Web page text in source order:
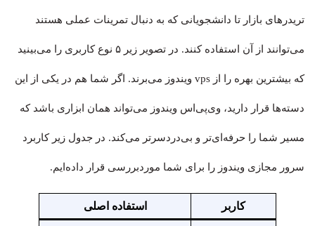
تریدرهای بازار تا دانشجویانی که به دنبال تمرینات عملی هستند
می‌توانند از آن استفاده کنند. در تصویر زیر ۵ نوع کاربری را می‌بینید
که بیشترین بهره را از vps ویندوز می‌برند. اگر شما هم در یکی از این
دسته‌ها قرار دارید، وی‌پی‌اس ویندوز می‌تواند همان ابزاری باشد که
مسیر شما را حرفه‌ای‌تر و بی‌دردسرتر می‌کند. در جدول زیر کاربرد
سرور مجازی ویندوز را برای شما موردبررسی قرار داده‌ایم.
کاربر استفاده اصلی